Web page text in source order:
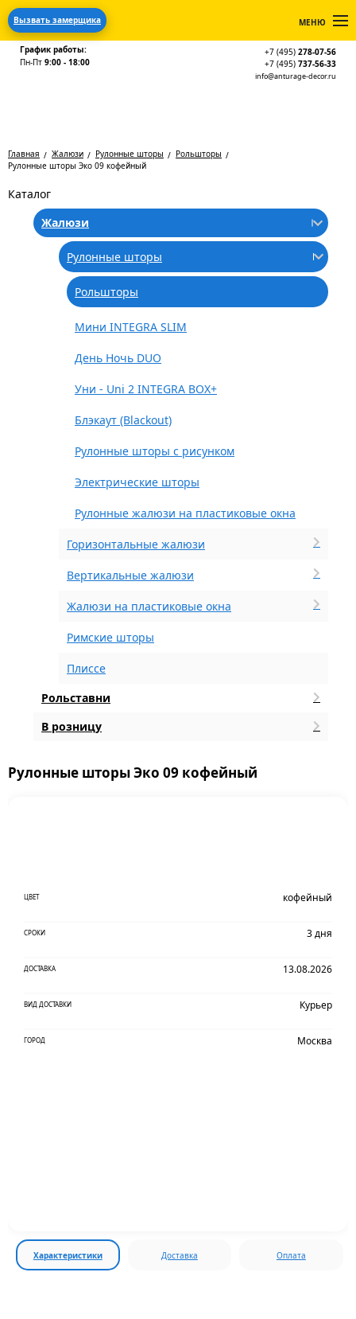
Вызвать замерщика МЕНЮ
График работы:
Пн-Пт 9:00 - 18:00
+7 (495) 278-07-56
+7 (495) 737-56-33
info@anturage-decor.ru
Главная Жалюзи Рулонные шторы
Рольшторы
Рулонные шторы Эко 09 кофейный
Каталог
Жалюзи
Рулонные шторы
Рольшторы
Мини INTEGRA SLIM
День Ночь DUO
Уни - Uni 2 INTEGRA BOX+
Блэкаут (Blackout)
Рулонные шторы с рисунком
Электрические шторы
Рулонные жалюзи на пластиковые окна
Горизонтальные жалюзи
Вертикальные жалюзи
Жалюзи на пластиковые окна
Римские шторы
Плиссе
Рольставни
В розницу
Рулонные шторы Эко 09 кофейный
ЦВЕТ кофейный
СРОКИ 3 дня
ДОСТАВКА 13.08.2026
ВИД ДОСТАВКИ Курьер
ГОРОД Москва
Характеристики Доставка Оплата